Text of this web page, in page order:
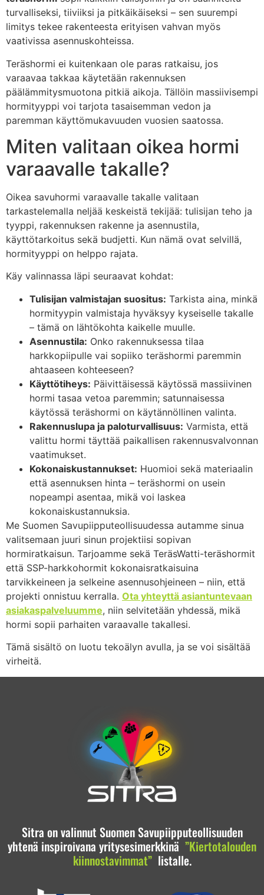
turvalliseksi, tiiviiksi ja pitkäikäiseksi – sen suurempi
limitys tekee rakenteesta erityisen vahvan myös
vaativissa asennuskohteissa.
Teräshormi ei kuitenkaan ole paras ratkaisu, jos
varaavaa takkaa käytetään rakennuksen
päälämmitysmuotona pitkiä aikoja. Tällöin massiivisempi
hormityyppi voi tarjota tasaisemman vedon ja
paremman käyttömukavuuden vuosien saatossa.
Miten valitaan oikea hormi
varaavalle takalle?
Oikea savuhormi varaavalle takalle valitaan
tarkastelemalla neljää keskeistä tekijää: tulisijan teho ja
tyyppi, rakennuksen rakenne ja asennustila,
käyttötarkoitus sekä budjetti. Kun nämä ovat selvillä,
hormityyppi on helppo rajata.
Käy valinnassa läpi seuraavat kohdat:
Tulisijan valmistajan suositus: Tarkista aina, minkä
hormityypin valmistaja hyväksyy kyseiselle takalle
– tämä on lähtökohta kaikelle muulle.
Asennustila: Onko rakennuksessa tilaa
harkkopiipulle vai sopiiko teräshormi paremmin
ahtaaseen kohteeseen?
Käyttötiheys: Päivittäisessä käytössä massiivinen
hormi tasaa vetoa paremmin; satunnaisessa
käytössä teräshormi on käytännöllinen valinta.
Rakennuslupa ja paloturvallisuus: Varmista, että
valittu hormi täyttää paikallisen rakennusvalvonnan
vaatimukset.
Kokonaiskustannukset: Huomioi sekä materiaalin
että asennuksen hinta – teräshormi on usein
nopeampi asentaa, mikä voi laskea
kokonaiskustannuksia.
Me Suomen Savupiipputeollisuudessa autamme sinua
valitsemaan juuri sinun projektiisi sopivan
hormiratkaisun. Tarjoamme sekä TeräsWatti-teräshormit
että SSP-harkkohormit kokonaisratkaisuina
tarvikkeineen ja selkeine asennusohjeineen – niin, että
projekti onnistuu kerralla. Ota yhteyttä asiantuntevaan
asiakaspalveluumme, niin selvitetään yhdessä, mikä
hormi sopii parhaiten varaavalle takallesi.
Tämä sisältö on luotu tekoälyn avulla, ja se voi sisältää
virheitä.
Sitra on valinnut Suomen Savupiipputeollisuuden
yhtenä inspiroivana yritysesimerkkinä ”Kiertotalouden
kiinnostavimmat”listalle.